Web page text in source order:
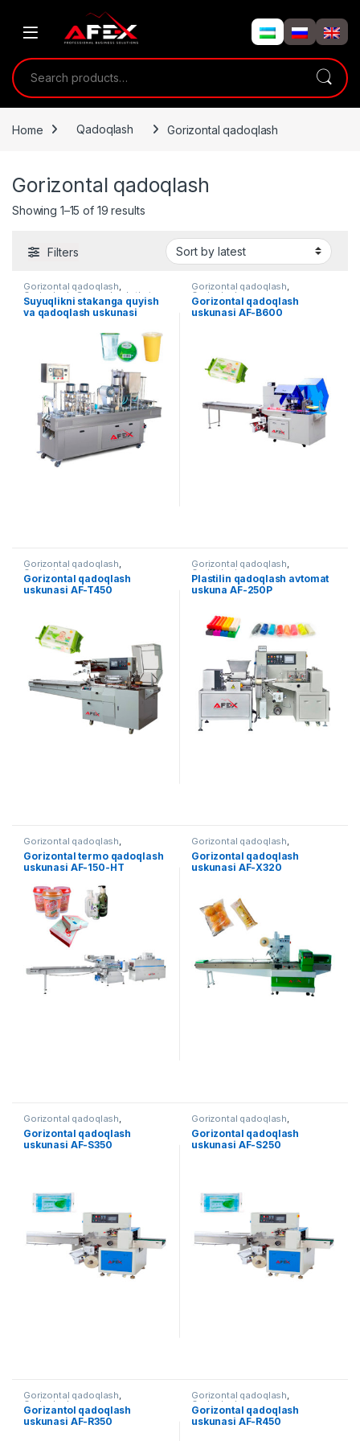
Search for:
Home Qadoqlash Gorizontal qadoqlash
Gorizontal qadoqlash
Showing 1–15 of 19 results
Filters
Gorizontal qadoqlash,
Qadoqlash , Suv mahsulotlari
Suyuqlikni stakanga quyish
va qadoqlash uskunasi
Gorizontal qadoqlash,
Qadoqlash
Gorizontal qadoqlash
uskunasi AF-B600
Gorizontal qadoqlash,
Qadoqlash
Gorizontal qadoqlash
uskunasi AF-T450
Gorizontal qadoqlash,
Qadoqlash
Plastilin qadoqlash avtomat
uskuna AF-250P
Gorizontal qadoqlash,
Qadoqlash , Termo qadoqlash
Gorizontal termo qadoqlash
uskunasi AF-150-HT
Gorizontal qadoqlash,
Qadoqlash
Gorizontal qadoqlash
uskunasi AF-X320
Gorizontal qadoqlash
Qadoqlash
Gorizontal qadoqlash
uskunasi AF-S350
Gorizontal qadoqlash
Qadoqlash
Gorizontal qadoqlash
uskunasi AF-S250
Gorizontal qadoqlash,
Qadoqlash
Gorizantol qadoqlash
uskunasi AF-R350
Gorizontal qadoqlash,
Qadoqlash
Gorizontal qadoqlash
uskunasi AF-R450